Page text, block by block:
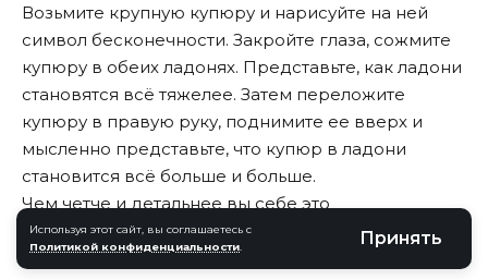
Используя этот сайт, вы соглашаетесь с
Политикой конфиденциальности
Принять
Возьмите крупную купюру и нарисуйте на ней
символ бесконечности. Закройте глаза, сожмите
купюру в обеих ладонях. Представьте, как ладони
становятся всё тяжелее. Затем переложите
купюру в правую руку, поднимите ее вверх и
мысленно представьте, что купюр в ладони
становится всё больше и больше.
Чем четче и детальнее вы себе это
визуализируете, тем результативнее будет обряд.
Теперь опустите руку, разожмите ладони и